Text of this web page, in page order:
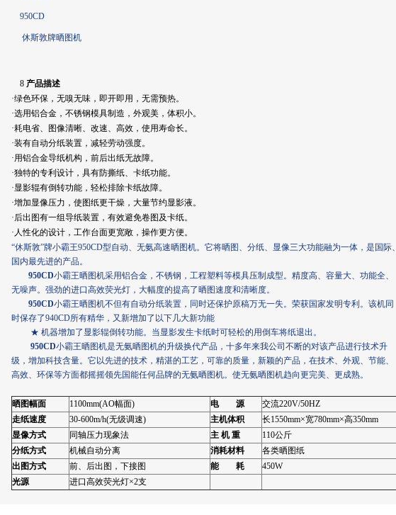
950CD
休斯敦牌晒图机
8 产品描述
·绿色环保，无嗅无味，即开即用，无需预热。
·选用铝合金，不锈钢模具制造，外观美，体积小。
·耗电省、图像清晰、改速、高效，使用寿命长。
·装有自动分纸装置，减轻劳动强度。
·用铝合金导纸机构，前后出纸无故障。
·独特的专利设计，具有防撕纸、卡纸功能。
·显影辊有倒转功能，轻松排除卡纸故障。
·增加显像压力，使图纸更干燥，大量节约显影液。
·后出图有一组导纸装置，有效避免卷图及卡纸。
·人性化的设计，工作台面更宽敞，操作更方便。
“休斯敦”牌小霸王950CD型自动、无氨高速晒图机。它将晒图、分纸、显像三大功能融为一体，是国际、
国内最先进的产品。
950CD小霸王晒图机采用铝合金，不锈钢，工程塑料等模具压制成型。精度高、容量大、功能全、
无噪声。强劲的进口高效荧光灯，大幅度的提高了晒图速度和清晰度。
950CD小霸王晒图机不但有自动分纸装置，同时还保护原稿万无一失。荣获国家发明专利。该机同
时保存了940CD所有精华，又新增加了以下几大新功能
★ 机器增加了显影辊倒转功能。当显影发生卡纸时可轻松的用倒车将纸退出。
950CD小霸王晒图机是无氨晒图机的升级换代产品，十多年来我公司不断的对该产品进行技术升
级，增加科技含量。它以先进的技术，精湛的工艺，可靠的质量，新颖的产品，在技术、外观、节能、
高效、环保等方面都摇摇领先国能任何品牌的无氨晒图机。使无氨晒图机趋向更完美、更成熟。
晒图幅面 1100mm(AO幅面) 电 源
交流220V/50HZ
走纸速度
30-600m/h(无级调速) 主机体积
长1550mm×宽780mm×高350mm
显像方式
同轴压力现象法 主 机 重
110公斤
分纸方式
机械自动分离 消耗材料
各类晒图纸
出图方式
前、后出图，下接图 能 耗
450W
光源
进口高效荧光灯×2支